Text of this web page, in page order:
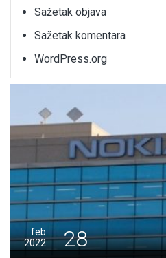
Sažetak objava
Sažetak komentara
WordPress.org
feb
2022
28